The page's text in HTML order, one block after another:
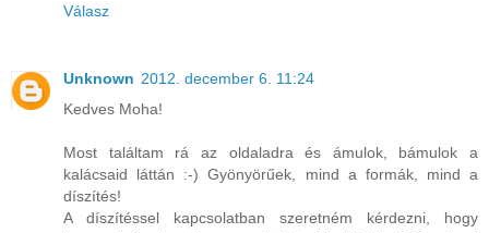
Válasz
Unknown 2012. december 6. 11:24
Kedves Moha!
Most találtam rá az oldaladra és ámulok, bámulok a
kalácsaid láttán :-) Gyönyörűek, mind a formák, mind a
díszítés!
A díszítéssel kapcsolatban szeretném kérdezni, hogy